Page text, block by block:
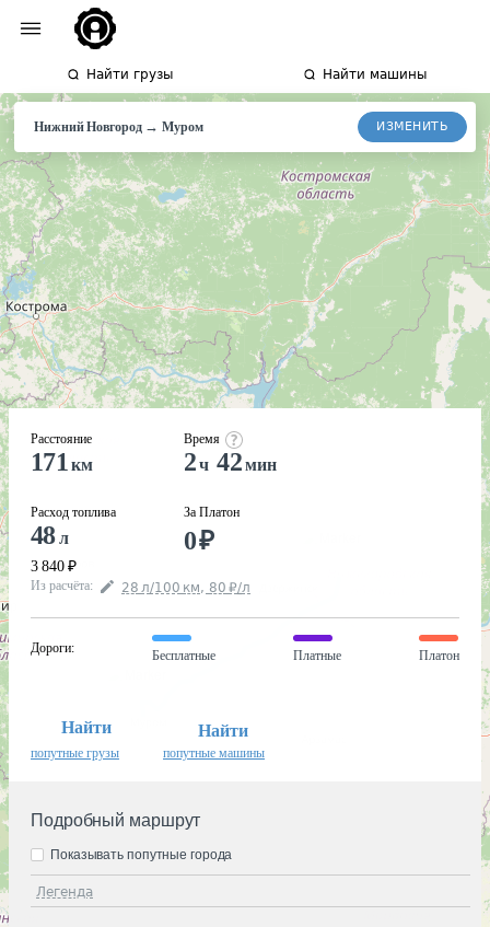
Найти грузы Найти машины
Нижний Новгород→Муром ИЗМЕНИТЬ
Расстояние
171 км
Расход топлива
48л
3 840 ₽
Время
2 ч 42мин
За Платон
0₽
Из расчёта: 28 л/100 км, 80 ₽/л
Дороги:
Бесплатные Платные Платон
Найти
попутные грузы
Найти
попутные машины
Подробный маршрут
Легенда
Показывать попутные города